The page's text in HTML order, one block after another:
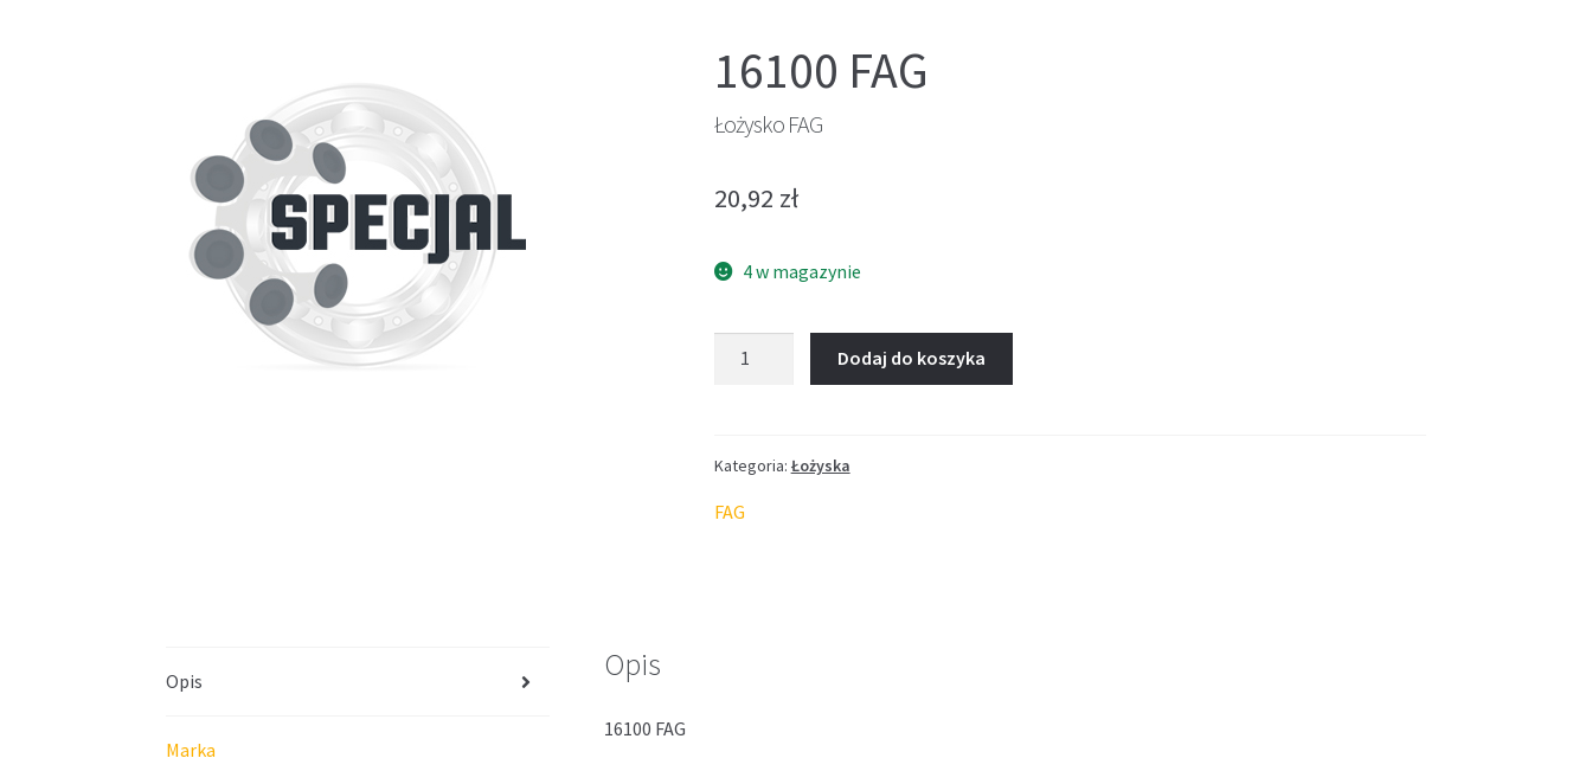
16100 FAG
Łożysko FAG
20,92 zł
4 w magazynie
Dodaj do koszyka
Kategoria: Łożyska
FAG
Opis
Marka
Opis
16100 FAG